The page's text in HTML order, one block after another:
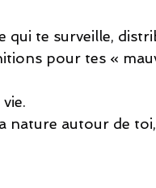
qui te surveille,
pour tes «
nature autour de